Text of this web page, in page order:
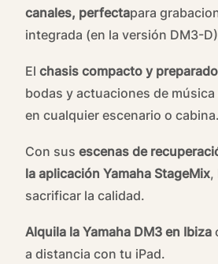
canales, perfectapara
integrada (en la versión DM3-
El chasis compacto y
bodas y actuaciones de
en cualquier escenario o cabina.
Con sus escenas de
la aplicación Yamaha StageMix,
sacrificar la calidad.
Alquila la Yamaha DM3 en Ibiza
a distancia con tu iPad.